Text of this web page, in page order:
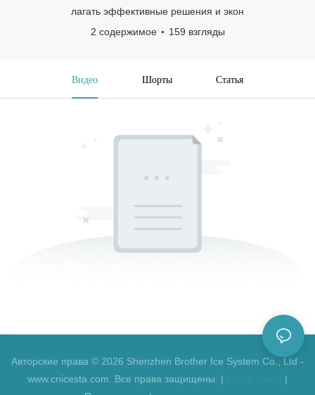
лагать эффективные решения и экон
2 содержимое
159 взгляды
Видео Шорты Статья
Авторские права © 2026 Shenzhen Brother Ice System Co., Ltd -
www.cnicesta.com. Все права защищены. |
|